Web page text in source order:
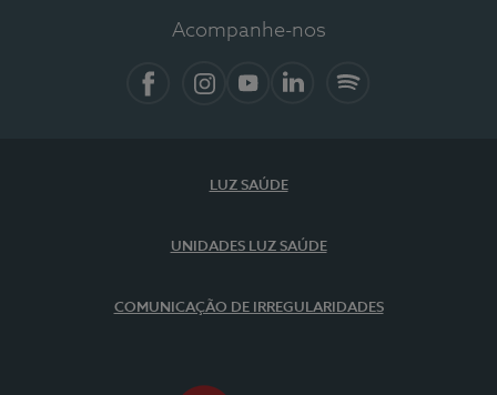
Acompanhe-nos
LUZ SAÚDE
UNIDADES LUZ SAÚDE
COMUNICAÇÃO DE IRREGULARIDADES